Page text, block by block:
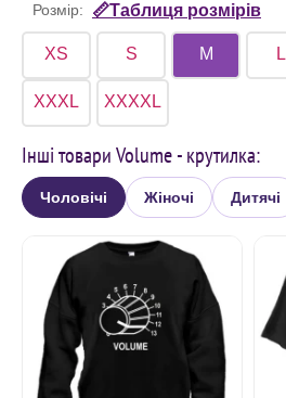
Розмір: 📏Таблиця розмірів
XS S M L
XXXL XXXXL
Інші товари Volume - крутилка:
Чоловічі Жіночі Дитячі